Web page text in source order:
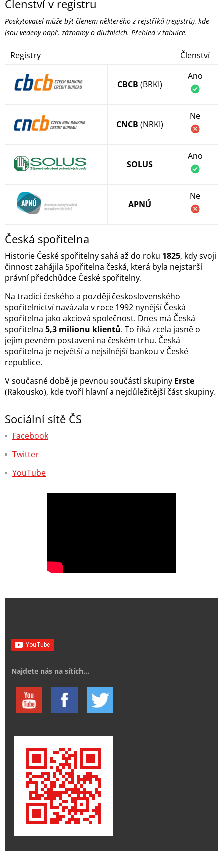
Členství v registru
Poskytovatel může být členem některého z rejstříků (registrů), kde
jsou vedeny např. záznamy o dlužnících. Přehled v tabulce.
Registry Členství
CBCB (BRKI)
Ano
CNCB (NRKI)
Ne
SOLUS
Ano
APNÚ
Ne
Česká spořitelna
Historie České spořitelny sahá až do roku 1825, kdy svoji
činnost zahájila Spořitelna česká, která byla nejstarší
právní předchůdce České spořitelny.
Na tradici českého a později československého
spořitelnictví navázala v roce 1992 nynější Česká
spořitelna jako akciová společnost. Dnes má Česká
spořitelna 5,3 milionu klientů. To říká zcela jasně o
jejím pevném postavení na českém trhu. Česká
spořitelna je největší a nejsilnější bankou v České
republice.
V současné době je pevnou součástí skupiny Erste
(Rakousko), kde tvoří hlavní a nejdůležitější část skupiny.
Sociální sítě ČS
Facebook
Twitter
YouTube
Najdete nás na sítích...